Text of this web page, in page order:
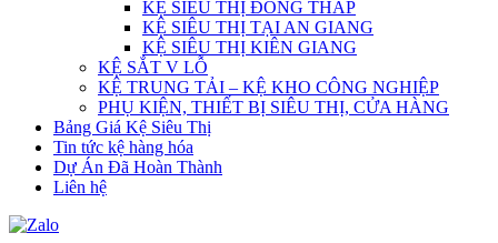
KỆ SIÊU THỊ ĐỒNG THÁP
KỆ SIÊU THỊ TẠI AN GIANG
KỆ SIÊU THỊ KIÊN GIANG
KỆ SẮT V LỖ
KỆ TRUNG TẢI – KỆ KHO CÔNG NGHIỆP
PHỤ KIỆN, THIẾT BỊ SIÊU THỊ, CỬA HÀNG
Bảng Giá Kệ Siêu Thị
Tin tức kệ hàng hóa
Dự Án Đã Hoàn Thành
Liên hệ